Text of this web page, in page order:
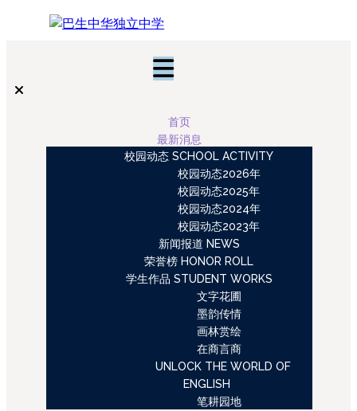
首页
最新消息
校园动态 SCHOOL ACTIVITY
校园动态2026年
校园动态2025年
校园动态2024年
校园动态2023年
新闻报道 NEWS
荣誉榜 HONOR ROLL
学生作品 STUDENT WORKS
文字花圃
墨韵传情
画林赏绘
在商言商
UNLOCK THE WORLD OF
ENGLISH
笔耕园地